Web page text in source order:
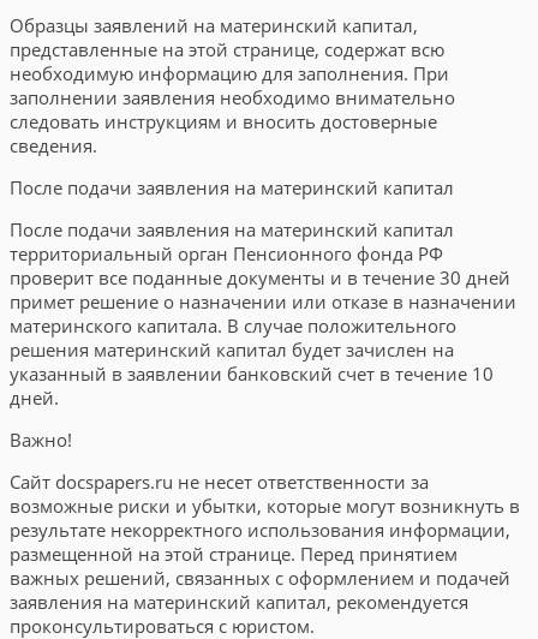
Образцы заявлений на материнский капитал,
представленные на этой странице, содержат всю
необходимую информацию для заполнения. При
заполнении заявления необходимо внимательно
следовать инструкциям и вносить достоверные
сведения.
После подачи заявления на материнский капитал
После подачи заявления на материнский капитал
территориальный орган Пенсионного фонда РФ
проверит все поданные документы и в течение 30 дней
примет решение о назначении или отказе в назначении
материнского капитала. В случае положительного
решения материнский капитал будет зачислен на
указанный в заявлении банковский счет в течение 10
дней.
Важно!
Сайт docspapers.ru не несет ответственности за
возможные риски и убытки, которые могут возникнуть в
результате некорректного использования информации,
размещенной на этой странице. Перед принятием
важных решений, связанных с оформлением и подачей
заявления на материнский капитал, рекомендуется
проконсультироваться с юристом.